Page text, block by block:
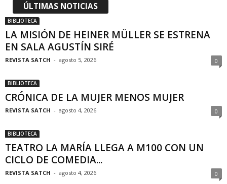
ÚLTIMAS NOTICIAS
BIBLIOTECA
LA MISIÓN DE HEINER MÜLLER SE ESTRENA
EN SALA AGUSTÍN SIRÉ
REVISTA SATCH - agosto 5, 2026 0
BIBLIOTECA
CRÓNICA DE LA MUJER MENOS MUJER
REVISTA SATCH - agosto 4, 2026 0
BIBLIOTECA
TEATRO LA MARÍA LLEGA A M100 CON UN
CICLO DE COMEDIA...
REVISTA SATCH - agosto 4, 2026 0